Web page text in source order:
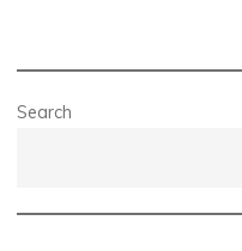
Search